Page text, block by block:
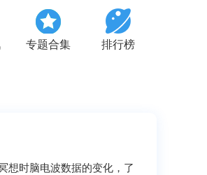
专题合集 排行榜
时脑电波数据的变化，了